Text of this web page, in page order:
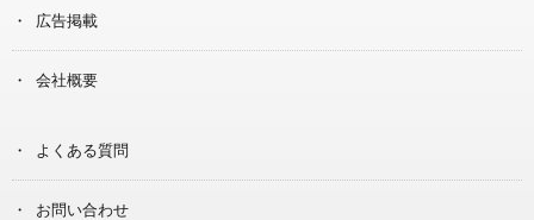
広告掲載
会社概要
よくある質問
お問い合わせ